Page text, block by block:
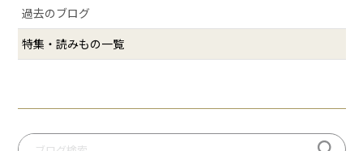
# 許してちょんまげ
# ミ・キュイ
# いちご
# だだっパイ
# 手づくり笹巻
過去のブログ
特集・読みもの一覧